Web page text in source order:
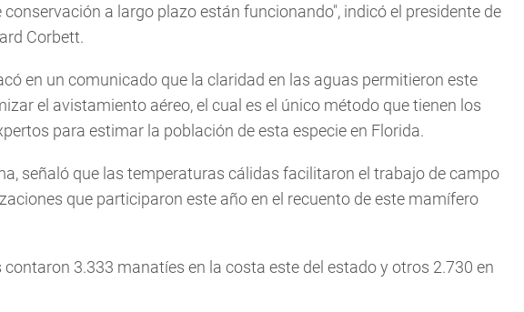
conservación a largo plazo están funcionando", indicó el presidente de
Corbett.
en un comunicado que la claridad en las aguas permitieron este
el avistamiento aéreo, el cual es el único método que tienen los
para estimar la población de esta especie en Florida.
señaló que las temperaturas cálidas facilitaron el trabajo de campo
que participaron este año en el recuento de este mamífero
contaron 3.333 manatíes en la costa este del estado y otros 2.730 en